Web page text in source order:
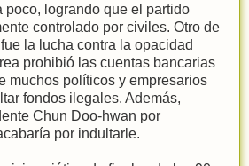
poco, logrando que el partido
controlado por civiles. Otro de
la lucha contra la opacidad
prohibió las cuentas bancarias
muchos políticos y empresarios
fondos ilegales. Además,
Chun Doo-hwan por
por indultarle.